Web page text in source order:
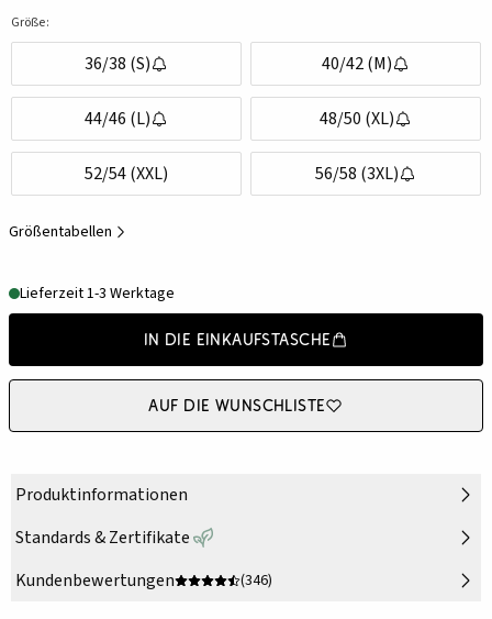
Größe:
36/38 (S) 40/42 (M)
44/46 (L) 48/50 (XL)
52/54 (XXL) 56/58 (3XL)
Größentabellen
Lieferzeit 1-3 Werktage
In die Einkaufstasche
Auf die Wunschliste
Produktinformationen
Standards & Zertifikate
Kundenbewertungen
(346)